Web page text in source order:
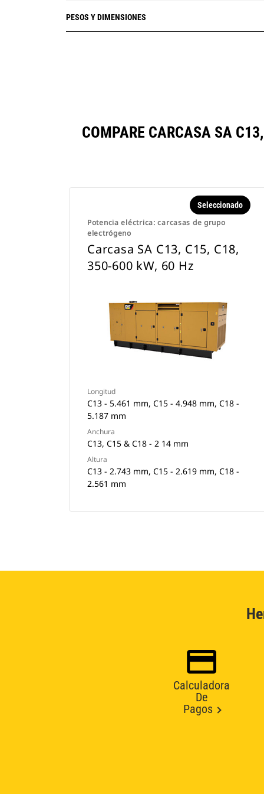
ingeniero profesional revise y
PESOS Y DIMENSIONES
COMPARE CARCASA SA
Potencia eléctrica: carcasas de grupo
electrógeno
Seleccionado
Carcasa SA C13, C15, C18,
350-600 kW, 60 Hz
Longitud
C13 - 5.461 mm, C15 - 4.948 mm, C18 -
5.187 mm
Anchura
C13, C15 & C18 - 2 14 mm
Altura
C13 - 2.743 mm, C15 - 2.619 mm, C18 -
2.561 mm
Calculadora
De
Pagos